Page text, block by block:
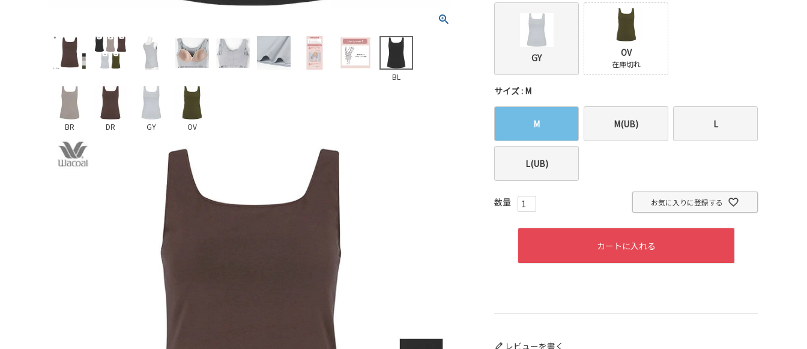
BL
BR DR GY OV
GY OV
在庫切れ
サイズ M
M M(UB) L
L(UB)
お気に入りに登録する
カートに入れる
レビューを書く